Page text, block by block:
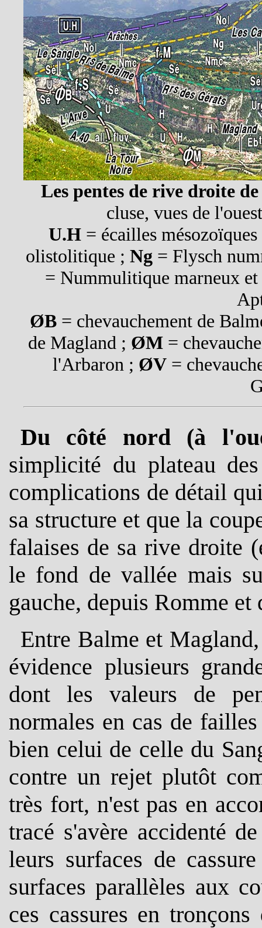
Les pentes de rive droite
cluse, vues de
U.H = écailles
olistolitique ; Ng = Flysch
= Nummulitique marneux
ØB = chevauchement de
de Magland ; ØM=
l'Arbaron ; ØV =
Du côté nord (à
simplicité du plateau
complications de détail
sa structure et que la
falaises de sa rive droite
le fond de vallée mais
gauche, depuis Romme
Entre Balme et
évidence plusieurs
dont les valeurs de
normales en cas de
bien celui de celle du
contre un rejet plutôt
très fort, n'est pas en
tracé s'avère accidenté
leurs surfaces de
surfaces parallèles aux
ces cassures en